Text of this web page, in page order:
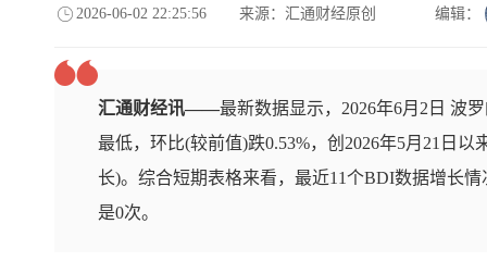
2026-06-02 22:25:56 来源：汇通财经原创 编辑：
汇通财经讯——最新数据显示，2026年6月2日 波
最低，环比(较前值)跌0.53%，创2026年5月21日
长)。综合短期表格来看，最近11个BDI数据增长
是0次。